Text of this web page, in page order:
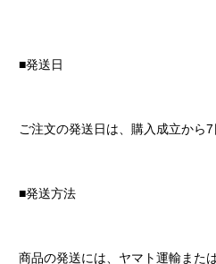
■発送日
ご注文の発送日は、購入成立から7
■発送方法
商品の発送には、ヤマト運輸また